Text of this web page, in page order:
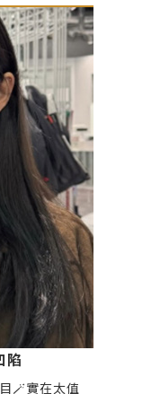
劑量剛剛好」
好看✅
陷
🪄實在太值